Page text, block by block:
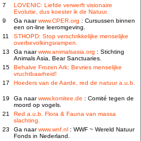
7
LOVENIC: Liefde verwerft visionaire
Evolutie, dus koester ik de Natuur.
9 Ga naarwww.CPER.org : Cursussen binnen
een on-line leeromgeving.
11
STHOPD: Stop verschrikkelijke menselijke
overbevolkingsrampen.
13 Ga naarwww.animalsasia.org : Stichting
Animals Asia, Bear Sanctuaries.
15
Behalve Frozen Ark: Bevries menselijke
vruchtbaarheid!
17 Hoeders van de Aarde, red de natuur a.u.b.
19 Ga naarwww.komitee.de : Comité tegen de
moord op vogels.
21
Red a.u.b. Flora & Fauna van massa
slachting.
23 Ga naarwww.wnf.nl : WWF ~ Wereld Natuur
Fonds in Nederland.